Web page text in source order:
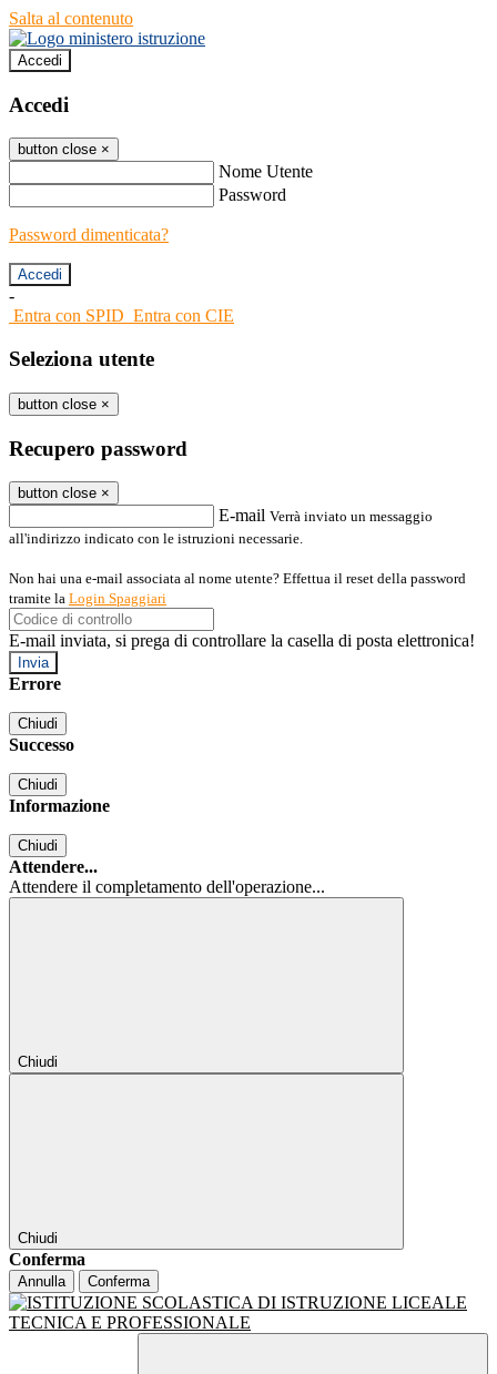
Salta al contenuto
Accedi
Accedi
button close ×
Nome Utente
Password
Password dimenticata?
-
Entra con SPID Entra con CIE
Seleziona utente
button close ×
Recupero password
button close ×
E-mail Verrà inviato un messaggio
all'indirizzo indicato con le istruzioni necessarie.
Non hai una e-mail associata al nome utente? Effettua il reset della password
tramite la Login Spaggiari
E-mail inviata, si prega di controllare la casella di posta elettronica!
Errore
Chiudi
Successo
Chiudi
Informazione
Chiudi
Attendere...
Attendere il completamento dell'operazione...
Chiudi
Chiudi
Conferma
Annulla Conferma